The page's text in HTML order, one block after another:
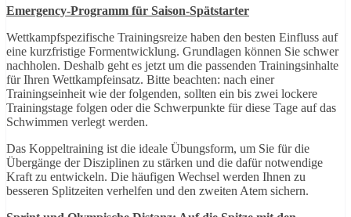
Emergency-Programm für Saison-Spätstarter
Wettkampfspezifische Trainingsreize haben den besten Einfluss auf
eine kurzfristige Formentwicklung. Grundlagen können Sie schwer
nachholen. Deshalb geht es jetzt um die passenden Trainingsinhalte
für Ihren Wettkampfeinsatz. Bitte beachten: nach einer
Trainingseinheit wie der folgenden, sollten ein bis zwei lockere
Trainingstage folgen oder die Schwerpunkte für diese Tage auf das
Schwimmen verlegt werden.
Das Koppeltraining ist die ideale Übungsform, um Sie für die
Übergänge der Disziplinen zu stärken und die dafür notwendige
Kraft zu entwickeln. Die häufigen Wechsel werden Ihnen zu
besseren Splitzeiten verhelfen und den zweiten Atem sichern.